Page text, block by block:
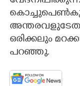
ഒരിക്കലും
പറ‌ഞ്ഞു.